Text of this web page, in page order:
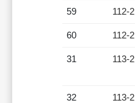
59 112-2
60 112-2
31 113-2
32 113-2